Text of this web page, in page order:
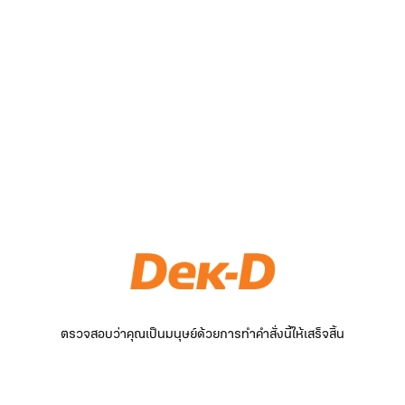
ตรวจสอบว่าคุณเป็นมนุษย์ด้วยการทำคำสั่งนี้ให้เสร็จสิ้น